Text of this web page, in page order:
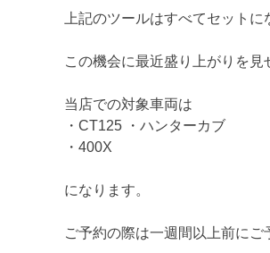
上記のツールはすべてセット
この機会に最近盛り上がりを
当店での対象車両は
・CT125 ・ハンターカブ
・400X
になります。
ご予約の際は一週間以上前にご